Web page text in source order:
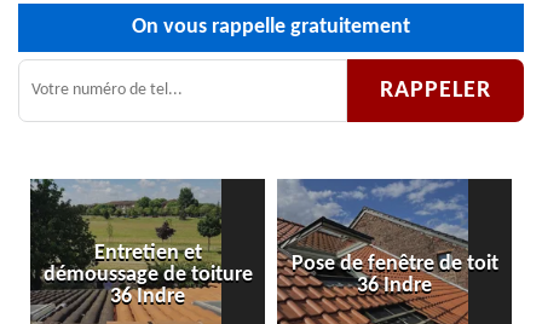
On vous rappelle gratuitement
Entretien et
démoussage de toiture
36 Indre
Pose de fenêtre de toit
36 Indre